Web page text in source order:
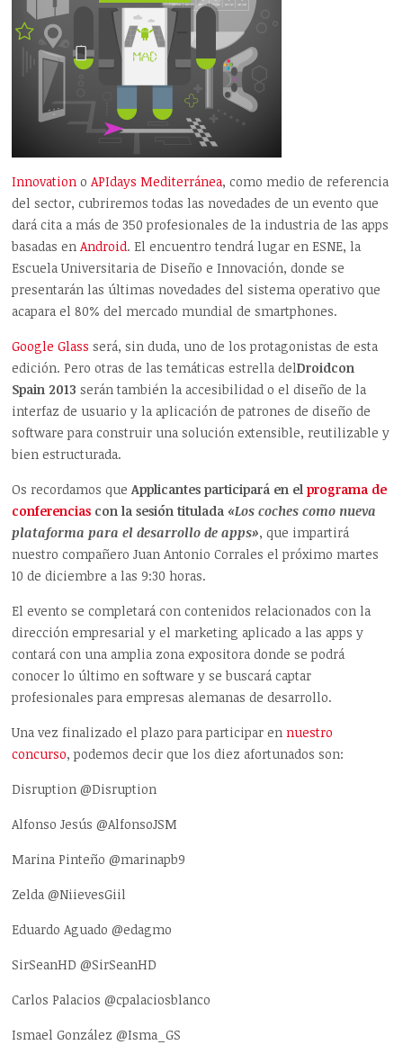
Innovation oAPIdays Mediterránea, como medio de referencia
del sector, cubriremos todas las novedades de un evento que
dará cita a más de 350 profesionales de la industria de las apps
basadas enAndroid. El encuentro tendrá lugar en ESNE, la
Escuela Universitaria de Diseño e Innovación, donde se
presentarán las últimas novedades del sistema operativo que
acapara el 80% del mercado mundial de smartphones.
Google Glass será, sin duda, uno de los protagonistas de esta
edición. Pero otras de las temáticas estrella delDroidcon
Spain 2013 serán también la accesibilidad o el diseño de la
interfaz de usuario y la aplicación de patrones de diseño de
software para construir una solución extensible, reutilizable y
bien estructurada.
Os recordamos queApplicantes participará en elprograma de
conferencias con la sesión titulada«Los coches como nueva
plataforma para el desarrollo de apps», que impartirá
nuestro compañero Juan Antonio Corrales el próximo martes
10 de diciembre a las 9:30 horas.
El evento se completará con contenidos relacionados con la
dirección empresarial y el marketing aplicado a las apps y
contará con una amplia zona expositora donde se podrá
conocer lo último en software y se buscará captar
profesionales para empresas alemanas de desarrollo.
Una vez finalizado el plazo para participar ennuestro
concurso, podemos decir que los diez afortunados son:
Disruption @Disruption
Alfonso Jesús @AlfonsoJSM
Marina Pinteño @marinapb9
Zelda @NiievesGiil
Eduardo Aguado @edagmo
SirSeanHD @SirSeanHD
Carlos Palacios @cpalaciosblanco
Ismael González @Isma_GS